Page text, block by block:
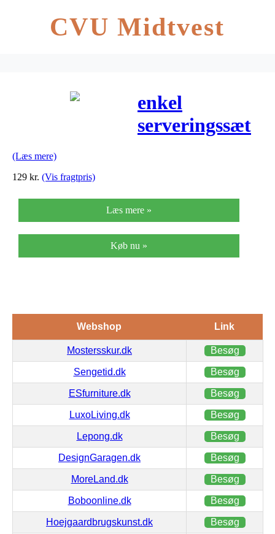
CVU Midtvest
enkel
serveringssæt
(Læs mere)
129 kr. (Vis fragtpris)
Læs mere »
Køb nu »
Webshop Link
Mostersskur.dk Besøg
Sengetid.dk Besøg
ESfurniture.dk Besøg
LuxoLiving.dk Besøg
Lepong.dk Besøg
DesignGaragen.dk Besøg
MoreLand.dk Besøg
Boboonline.dk Besøg
Hoejgaardbrugskunst.dk Besøg